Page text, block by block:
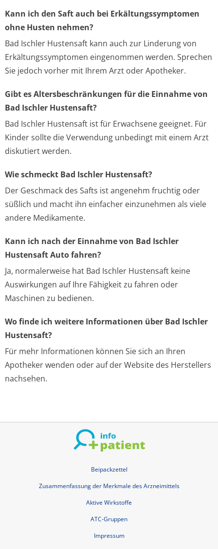
Kann ich den Saft auch bei Erkältungssymptomen
ohne Husten nehmen?
Bad Ischler Hustensaft kann auch zur Linderung von
Erkältungssymptomen eingenommen werden. Sprechen
Sie jedoch vorher mit Ihrem Arzt oder Apotheker.
Gibt es Altersbeschränkungen für die Einnahme von
Bad Ischler Hustensaft?
Bad Ischler Hustensaft ist für Erwachsene geeignet. Für
Kinder sollte die Verwendung unbedingt mit einem Arzt
diskutiert werden.
Wie schmeckt Bad Ischler Hustensaft?
Der Geschmack des Safts ist angenehm fruchtig oder
süßlich und macht ihn einfacher einzunehmen als viele
andere Medikamente.
Kann ich nach der Einnahme von Bad Ischler
Hustensaft Auto fahren?
Ja, normalerweise hat Bad Ischler Hustensaft keine
Auswirkungen auf Ihre Fähigkeit zu fahren oder
Maschinen zu bedienen.
Wo finde ich weitere Informationen über Bad Ischler
Hustensaft?
Für mehr Informationen können Sie sich an Ihren
Apotheker wenden oder auf der Website des Herstellers
nachsehen.
Beipackzettel
Zusammenfassung der Merkmale des Arzneimittels
Aktive Wirkstoffe
ATC-Gruppen
Impressum